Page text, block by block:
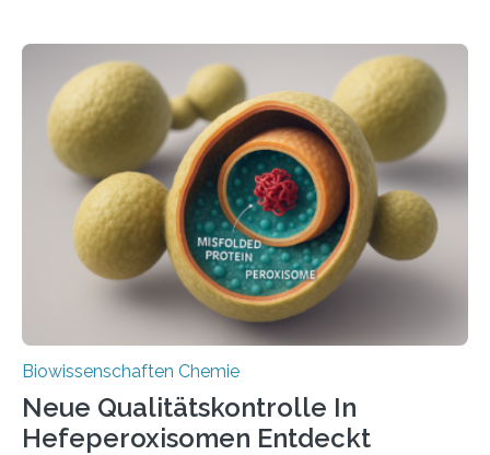
Biowissenschaften Chemie
Neue Qualitätskontrolle In
Hefeperoxisomen Entdeckt